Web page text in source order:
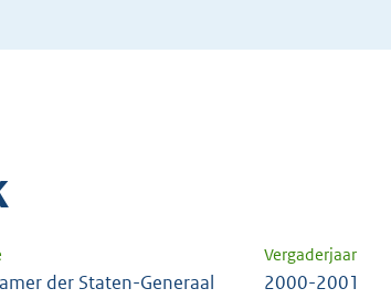
Vergaderjaar
der Staten-Generaal 2000-2001